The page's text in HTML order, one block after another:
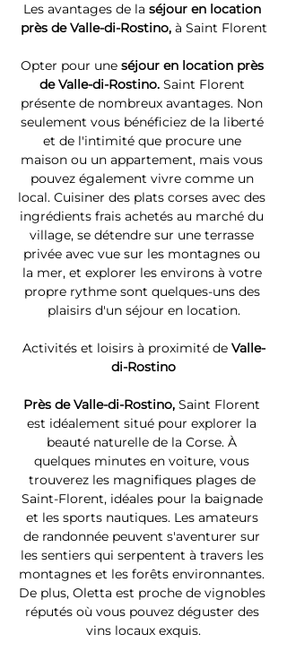
Les avantages de la séjour en location
près de Valle-di-Rostino, à Saint Florent
Opter pour une séjour en location près
de Valle-di-Rostino. Saint Florent
présente de nombreux avantages. Non
seulement vous bénéficiez de la liberté
et de l'intimité que procure une
maison ou un appartement, mais vous
pouvez également vivre comme un
local. Cuisiner des plats corses avec des
ingrédients frais achetés au marché du
village, se détendre sur une terrasse
privée avec vue sur les montagnes ou
la mer, et explorer les environs à votre
propre rythme sont quelques-uns des
plaisirs d'un séjour en location.
Activités et loisirs à proximité de Valle-
di-Rostino
Près de Valle-di-Rostino, Saint Florent
est idéalement situé pour explorer la
beauté naturelle de la Corse. À
quelques minutes en voiture, vous
trouverez les magnifiques plages de
Saint-Florent, idéales pour la baignade
et les sports nautiques. Les amateurs
de randonnée peuvent s'aventurer sur
les sentiers qui serpentent à travers les
montagnes et les forêts environnantes.
De plus, Oletta est proche de vignobles
réputés où vous pouvez déguster des
vins locaux exquis.